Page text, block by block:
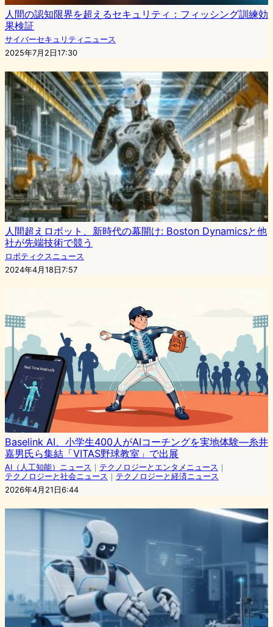
人間の認知限界を超えるセキュリティ：フィッシング訓練効
果検証
サイバーセキュリティニュース
2025年7月2日17:30
人間超えロボット、新時代の幕開け: Boston Dynamicsと他
社が先端技術で競う
ロボティクスニュース
2024年4月18日7:57
Baselink AI、小学生400人がAIコーチングを実地体験—糸井
嘉男氏ら集結「VITAS野球教室」で出展
AI（人工知能）ニュース ｜ テクノロジーとエンタメニュース ｜
テクノロジーと社会ニュース ｜ テクノロジーと経済ニュース
2026年4月21日6:44